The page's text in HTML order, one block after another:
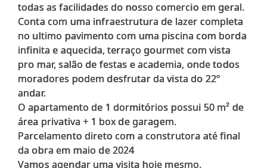
todas as facilidades do nosso comercio em geral.
Conta com uma infraestrutura de lazer completa
no ultimo pavimento com uma piscina com borda
infinita e aquecida, terraço gourmet com vista
pro mar, salão de festas e academia, onde todos
moradores podem desfrutar da vista do 22º
andar.
O apartamento de 1 dormitórios possui 50 m² de
área privativa + 1 box de garagem.
Parcelamento direto com a construtora até final
da obra em maio de 2024